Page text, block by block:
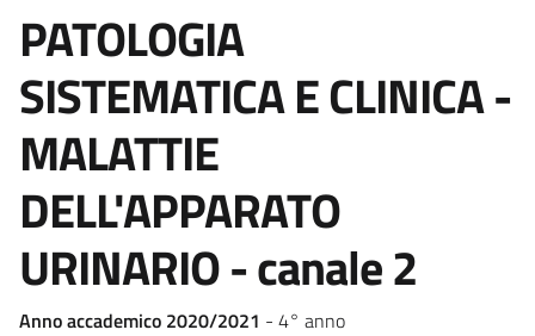
PATOLOGIA
SISTEMATICA E CLINICA -
MALATTIE
DELL'APPARATO
URINARIO - canale 2
Anno accademico 2020/2021 - 4° anno